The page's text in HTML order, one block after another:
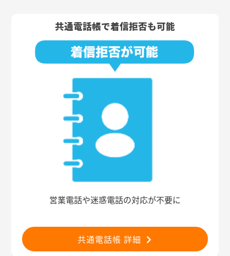
共通電話帳で着信拒否も可能
営業電話や迷惑電話の対応が不要に
共通電話帳 詳細